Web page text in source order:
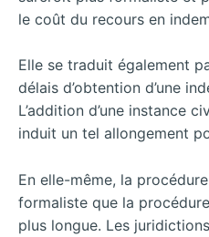
le coût du recours en
Elle se traduit également
délais d’obtention d’une
L’addition d’une instance
induit un tel allongement
En elle-même, la
formaliste que la
plus longue. Les